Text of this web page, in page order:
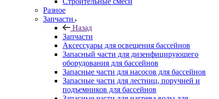
Разное
Запчасти
Назад
Запчасти
Аксессуары для освещения бассейнов
Запасный части для дизенфицирующего
оборудования для бассейнов
Запасные части для насосов для бассейнов
Запасные части для лестниц, поручней и
подъемников для бассейнов